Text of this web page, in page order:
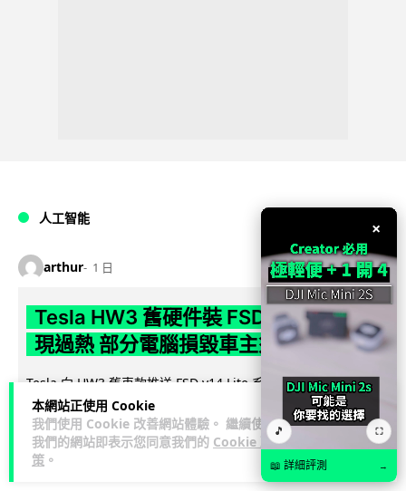
本網站正使用 Cookie
我們使用 Cookie 改善網站體驗。 繼續使用
我們的網站即表示您同意我們的 Cookie 政
策 。
人工智能
arthur 1 日
Tesla HW3 舊硬件裝 FSD v14 Lite 頻
現過熱 部分電腦損毀車主須自費維修
Tesla 向 HW3 舊車款推送 FSD v14 Lite 系統，引發大量車主反
映自動駕駛電腦嚴重過熱，部分更觸發高溫保護甚至直接燒
毀，須...
閱讀全文
10
×
🎵 ⛶
📖 詳細評測 →